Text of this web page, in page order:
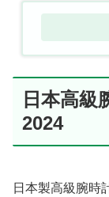
日本高級
2024
日本製高級腕時